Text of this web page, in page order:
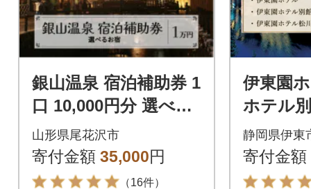
銀山温泉 宿泊補助券 1
口 10,000円分 選べる
お宿
山形県尾花沢市
寄付金額 35,000円
（16件）
伊東園
ホテル
テル松
1泊2日2
分:GA
静岡県伊東
寄付金額